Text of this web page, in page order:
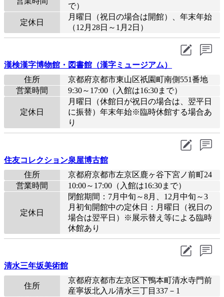
で）
定休日
月曜日（祝日の場合は開館）、年末年始
（12月28日～1月2日）
漢検漢字博物館・図書館（漢字ミュージアム）
住所
京都府京都市東山区祇園町南側551番地
営業時間
9:30～17:00（入館は16:30まで）
定休日
月曜日（休館日が祝日の場合は、翌平日
に振替）年末年始※臨時休館する場合あ
り
住友コレクション泉屋博古館
住所
京都府京都市左京区鹿ヶ谷下宮ノ前町24
営業時間
10:00～17:00（入館は16:30まで）
定休日
閉館期間：7月中旬～8月、12月中旬～3
月初旬開館中の定休日：月曜日（祝日の
場合は翌平日）※展示替え等による臨時
休館あり
清水三年坂美術館
住所
京都府京都市左京区下鴨本町清水寺門前
産寧坂北入ル清水三丁目337－1